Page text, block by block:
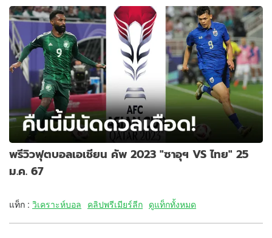
พรีวิวฟุตบอลเอเชียน คัพ 2023 "ซาอุฯ VS ไทย" 25
ม.ค. 67
แท็ก : วิเคราะห์บอล คลิปพรีเมียร์ลีก ดูแท็กทั้งหมด